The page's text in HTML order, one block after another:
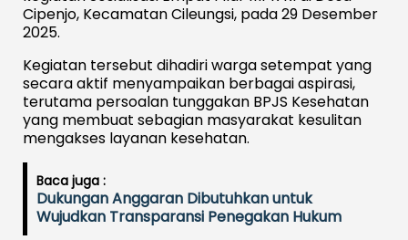
Cipenjo, Kecamatan Cileungsi, pada29 Desember
2025.
Kegiatan tersebut dihadiri warga setempat yang
secara aktif menyampaikan berbagai aspirasi,
terutama persoalan tunggakan BPJS Kesehatan
yang membuat sebagian masyarakat kesulitan
mengakses layanan kesehatan.
Baca juga :
Dukungan Anggaran Dibutuhkan untuk
Wujudkan Transparansi Penegakan Hukum